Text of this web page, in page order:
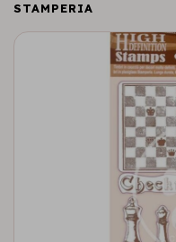
STAMPERIA